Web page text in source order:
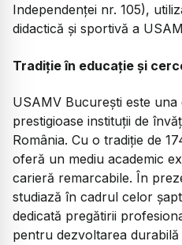
Independenței nr. 105),
didactică și sportivă a
Tradiție în educație și
USAMV București este una
prestigioase instituții de
România. Cu o tradiție de
oferă un mediu academic
carieră remarcabile. În
studiază în cadrul celor
dedicată pregătirii
pentru dezvoltarea durabilă